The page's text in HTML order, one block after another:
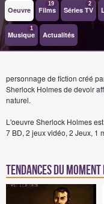
Oeuvre Films
19
Séries TV
2
Musique
1
Actualités
personnage de fiction créé
Sherlock Holmes de devoir
naturel.
L'oeuvre Sherlock Holmes
7 BD, 2 jeux vidéo, 2 Jeux, 1
Tendances du